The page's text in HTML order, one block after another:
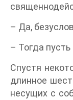
– Да,
– Тогда пусть
Спустя
длинное
несущих с